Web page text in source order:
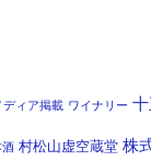
ディア掲載 ワイナリー
酒 村松山虚空蔵堂 株